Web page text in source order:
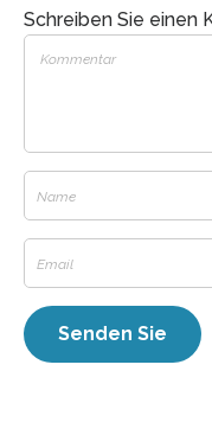
Schreiben Sie einen